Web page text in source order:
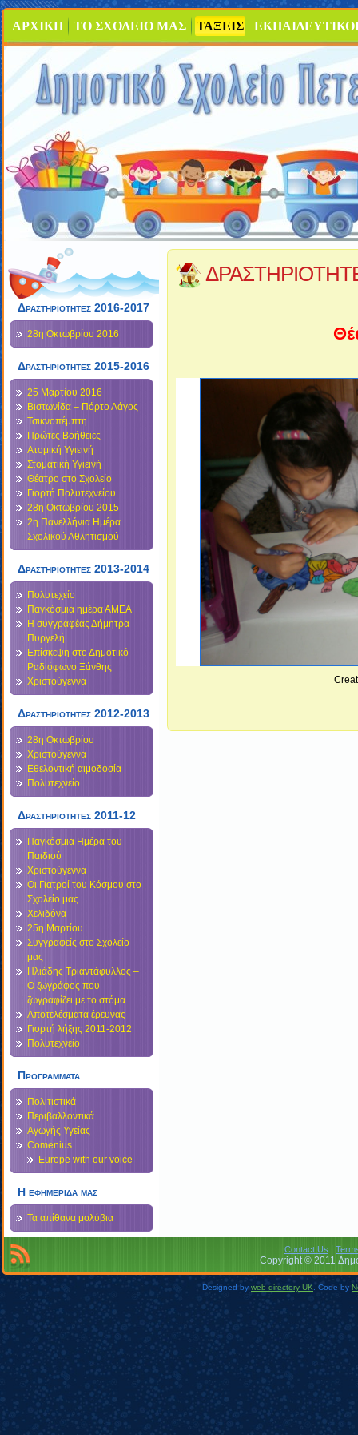
ΑΡΧΙΚΗ ΤΟ ΣΧΟΛΕΙΟ ΜΑΣ ΤΑΞΕΙΣ
Δραστηριότητες 2016-2017
28η Οκτωβρίου 2016
Δραστηριότητες 2015-2016
25 Μαρτίου 2016
Βιστωνίδα – Πόρτο Λάγος
Τσικνοπέμπτη
Πρώτες Βοήθειες
Ατομική Υγιεινή
Στοματική Υγιεινή
Θέατρο στο Σχολείο
Γιορτή Πολυτεχνείου
28η Οκτωβρίου 2015
2η Πανελλήνια Ημέρα
Σχολικού Αθλητισμού
Δραστηριότητες 2013-2014
Πολυτεχείο
Παγκόσμια ημέρα ΑΜΕΑ
Η συγγραφέας Δήμητρα
Πυργελή
Επίσκεψη στο Δημοτικό
Ραδιόφωνο Ξάνθης
Χριστούγεννα
Δραστηριοτητες 2012-2013
28η Οκτωβρίου
Χριστούγεννα
Εθελοντική αιμοδοσία
Πολυτεχνείο
Δραστηριοτητες 2011-12
Παγκόσμια Ημέρα του
Παιδιού
Χριστούγεννα
Οι Γιατροί του Κόσμου στο
Σχολείο μας
Χελιδόνα
25η Μαρτίου
Συγγραφείς στο Σχολείο
μας
Ηλιάδης Τριαντάφυλλος –
Ο ζωγράφος που
ζωγραφίζει με το στόμα
Αποτελέσματα έρευνας
Γιορτή λήξης 2011-2012
Πολυτεχνείο
Προγραμματα
Πολιτιστικά
Περιβαλλοντικά
Αγωγής Υγείας
Comenius
Europe with our voice
Η εφημεριδα μας
Τα απίθανα μολύβια
Contact Us
Copyright © 2011
Designed by web directory UK . Code by